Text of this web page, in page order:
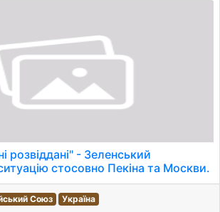
розвіддані" - Зеленський
стосовно Пекіна та Москви.
Союз Україна